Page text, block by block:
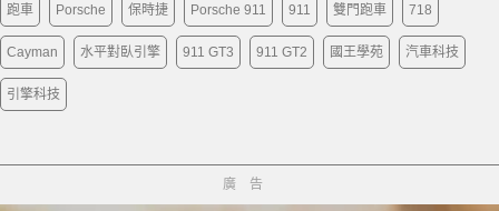
跑車 Porsche 保時捷 Porsche 911 911 雙門跑車 718
Cayman 水平對臥引擎 911 GT3 911 GT2 國王學苑 汽車科技
引擎科技
廣告